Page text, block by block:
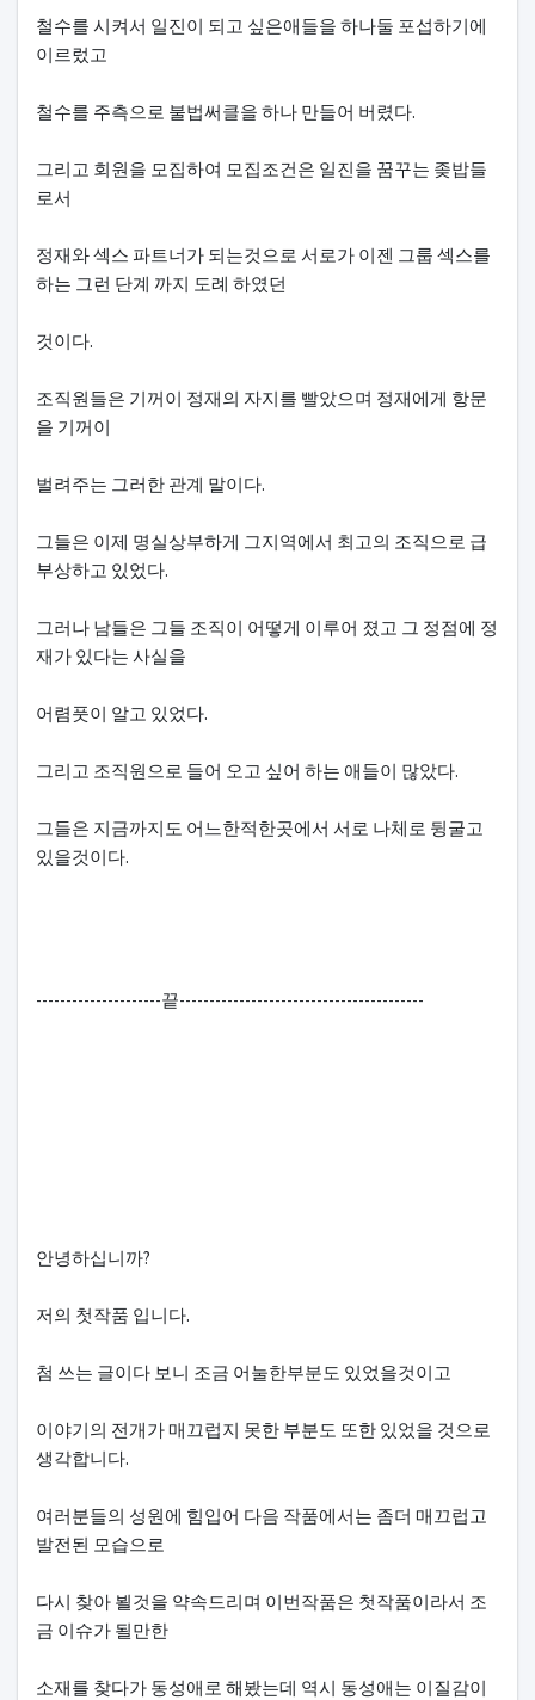
철수를 시켜서 일진이 되고 싶은애들을 하나둘 포섭하기에
이르렀고
철수를 주측으로 불법써클을 하나 만들어 버렸다.
그리고 회원을 모집하여 모집조건은 일진을 꿈꾸는 좆밥들
로서
정재와 섹스 파트너가 되는것으로 서로가 이젠 그룹 섹스를
하는 그런 단계 까지 도례 하였던
것이다.
조직원들은 기꺼이 정재의 자지를 빨았으며 정재에게 항문
을 기꺼이
벌려주는 그러한 관계 말이다.
그들은 이제 명실상부하게 그지역에서 최고의 조직으로 급
부상하고 있었다.
그러나 남들은 그들 조직이 어떻게 이루어 졌고 그 정점에 정
재가 있다는 사실을
어렴풋이 알고 있었다.
그리고 조직원으로 들어 오고 싶어 하는 애들이 많았다.
그들은 지금까지도 어느한적한곳에서 서로 나체로 뒹굴고
있을것이다.
---------------------끝-----------------------------------------
안녕하십니까?
저의 첫작품 입니다.
첨 쓰는 글이다 보니 조금 어눌한부분도 있었을것이고
이야기의 전개가 매끄럽지 못한 부분도 또한 있었을 것으로
생각합니다.
여러분들의 성원에 힘입어 다음 작품에서는 좀더 매끄럽고
발전된 모습으로
다시 찾아 뵐것을 약속드리며 이번작품은 첫작품이라서 조
금 이슈가 될만한
소재를 찾다가 동성애로 해봤는데 역시 동성애는 이질감이